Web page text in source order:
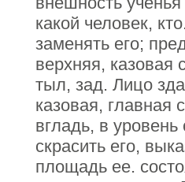
какой человек,
заменять его;
верхняя, казовая
тыл, зад. Лицо
казовая, главная
вгладь, в
скрасить его,
площадь ее.